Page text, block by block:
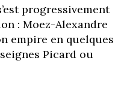
progressivement
: Moez-Alexandre
empire en quelques
Picard ou